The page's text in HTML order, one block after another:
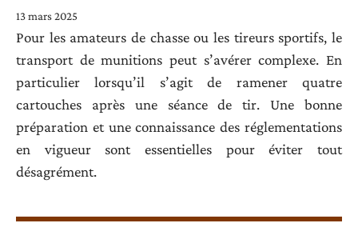
13 mars 2025
Pour les amateurs de chasse ou les tireurs sportifs, le
transport de munitions peut s’avérer complexe. En
particulier lorsqu’il s’agit de ramener quatre
cartouches après une séance de tir. Une bonne
préparation et une connaissance des réglementations
en vigueur sont essentielles pour éviter tout
désagrément.